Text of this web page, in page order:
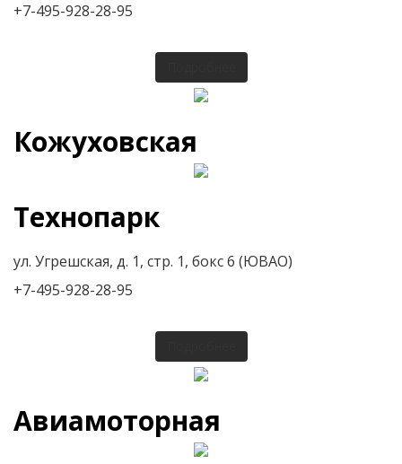
+7-495-928-28-95
Кожуховская
Технопарк
ул. Угрешская, д. 1, стр. 1, бокс 6 (ЮВАО)
+7-495-928-28-95
Авиамоторная